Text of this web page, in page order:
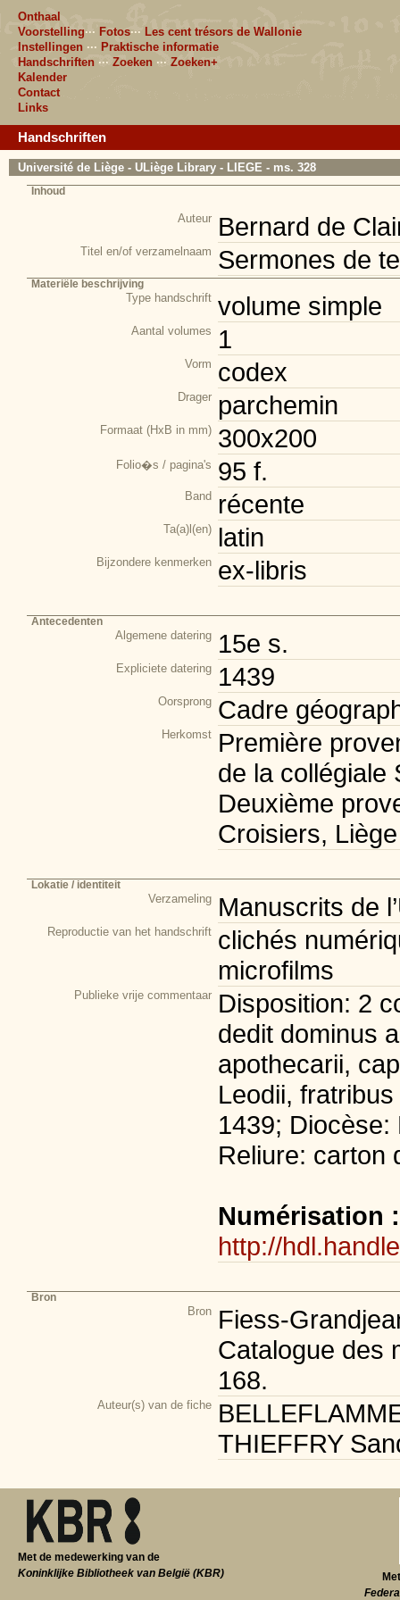
Onthaal
Voorstelling··· Fotos··· Les cent trésors de Wallonie
Instellingen ··· Praktische informatie
Handschriften ··· Zoeken ··· Zoeken+
Kalender
Contact
Links
Handschriften
Université de Liège - ULiège Library - LIEGE - ms. 328
Inhoud
Auteur Bernard de
Titel en/of verzamelnaam Sermones de
Materiële beschrijving
Type handschrift volume simple
Aantal volumes 1
Vorm codex
Drager parchemin
Formaat (HxB in mm) 300x200
Folio�s / pagina's 95 f.
Band récente
Ta(a)l(en) latin
Bijzondere kenmerken ex-libris
Antecedenten
Algemene datering 15e s.
Expliciete datering 1439
Oorsprong Cadre
Herkomst Première
de la collégiale
Deuxième
Croisiers, Liège
Lokatie / identiteit
Verzameling Manuscrits de
Reproductie van het handschrift clichés
microfilms
Publieke vrije commentaar Disposition: 2
dedit dominus
apothecarii,
Leodii,
1439;
Reliure: carton
Numérisation
http://
Bron
Bron Fiess-
Catalogue des
168.
Auteur(s) van de fiche
THIEFFRY
Met de medewerking van de
Koninklijke Bibliotheek van België (KBR)